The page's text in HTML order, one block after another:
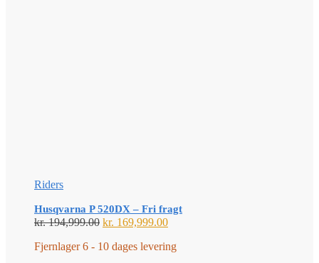
Riders
Husqvarna P 520DX – Fri fragt
kr.194,999.00 Den
pris
kr. 169,999.00Den
pris
Fjernlager 6 - 10 dages levering